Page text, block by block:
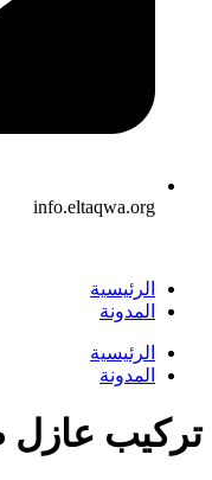
info.eltaqwa.org
الرئيسية
المدونة
الرئيسية
المدونة
تركيب